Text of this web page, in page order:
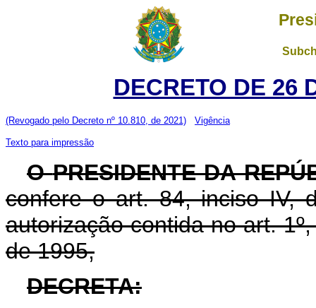
DECRETO DE 26
(Revogado pelo Decreto nº 10.810, de 2021) Vigência
Texto para impressão
O PRESIDENTE DA
confere o art. 84, inciso IV,
autorização contida no art.
de 1995,
DECRETA: